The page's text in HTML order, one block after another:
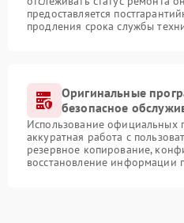
предоставляется
продления срока службы
Оригинальные
безопасное
Использование официальных
аккуратная работа с
резервное копирование,
восстановление информации